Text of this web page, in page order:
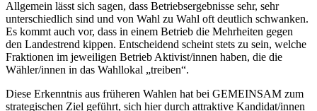
Allgemein lässt sich sagen, dass Betriebsergebnisse sehr, sehr
unterschiedlich sind und von Wahl zu Wahl oft deutlich schwanken.
Es kommt auch vor, dass in einem Betrieb die Mehrheiten gegen
den Landestrend kippen. Entscheidend scheint stets zu sein, welche
Fraktionen im jeweiligen Betrieb Aktivist/innen haben, die die
Wähler/innen in das Wahllokal „treiben“.
Diese Erkenntnis aus früheren Wahlen hat bei GEMEINSAM zum
strategischen Ziel geführt, sich hier durch attraktive Kandidat/innen